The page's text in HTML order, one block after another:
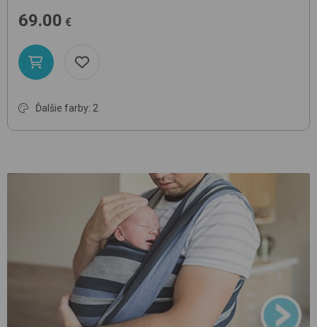
69.00 €
Ďalšie farby: 2